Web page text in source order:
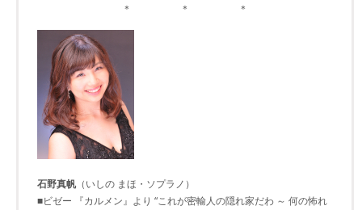
＊ ＊ ＊
石野真帆（いしの まほ・ソプラノ）
■ビゼー 『カルメン』より “これが密輸人の隠れ家だわ ～ 何の怖れ